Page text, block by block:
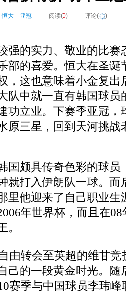
恒大 亚冠 阅读(0) 评论( )
的实力、敬业的比赛
部的喜爱。恒大在圣诞
，这也意味着小金复出
队中就一直有韩国球员
功立业。下赛季亚冠，
原三星，回到天河挑战
颇具传奇色彩的球员
就打入伊朗队一球。而
里他迎来了自己职业生
年世界杯，而且在
。
转会至英超的维甘竞
己的一段黄金时光。随
赛季与中国球员李玮